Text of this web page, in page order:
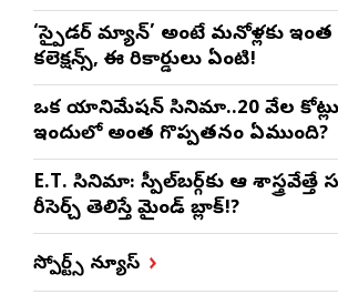
‘స్పైడర్ మ్యాన్’ అంటే మనోళ్లకు
కలెక్షన్స్, ఈ రికార్డులు ఏంటి!
ఒక యానిమేషన్ సినిమా..20 వేల కోట్లు
ఇందులో అంత గొప్పతనం ఏముంది?
E.T. సినిమా: స్పీల్‌బర్గ్‌కు ఆ శాస్త్రవేత్తే
రీసెర్చ్ తెలిస్తే మైండ్ బ్లాక్!?
స్పోర్ట్స్ న్యూస్